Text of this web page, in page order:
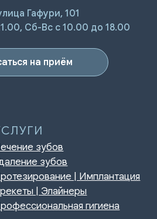
Гафури, 101
Сб-Вс с 10.00 до 18.00
на приём
| Имплантация
гигиена
данных
правовые акты